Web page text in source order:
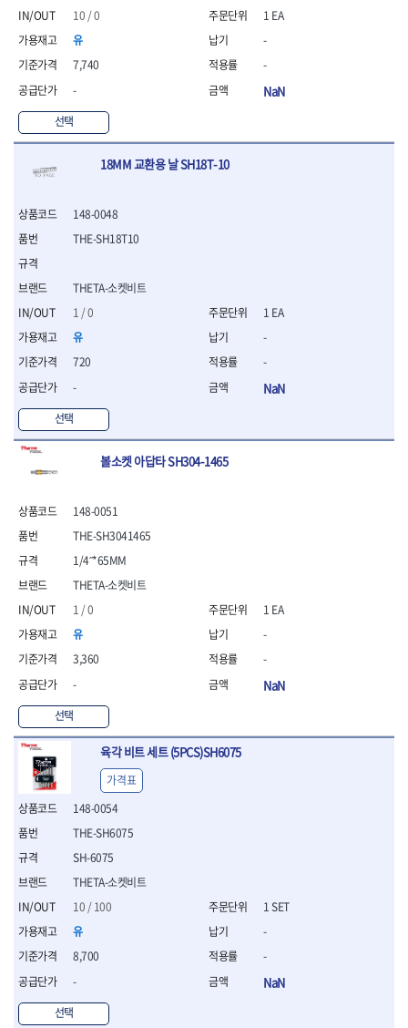
- 콤비네이션렌치
- 양구스패너
- 라쳇옵셋렌치
- 콤비네이션렌치세트
- 플레어너트렌치
- 양구스패너세트
- 라쳇콤비네이션렌치세
- 몽키스패너
- 라쳇렌치
- 멀티플라이어
- 미니라쳇세트
- 기타
- 라쳇 드라이버
- 라쳇스패너
- 함마스패너
절연.전설.방폭공구
- 절연옵셋렌치
- 절연스패너
- 절연T렌치
- 절연소켓
- 절연별소켓
- 절연육각비트소켓
- 절연라쳇핸들
- 절연렌치
- 절연링렌치
- 절연플라이어
- 절연전공칼
- 절연안전모
- 절연매트
- 방폭소켓
- 방폭라쳇핸들
- 방폭함마스패너
- 절연일자드라이버
- 절연별드라이버
- 절연드라이버세트
- 스트리퍼
- 라쳇케이블커터
- 자동스트리퍼
- 케이블스트리퍼
- 압착기
10 / 0
유
7,740
-
선택
1 EA
-
-
NaN
18MM 교환용 날 SH18T-10
148-0048
THETA-소켓비트
1 / 0
유
720
-
선택
THE-SH18T10
1 EA
-
-
NaN
볼소켓 아답타 SH304-1465
148-0051
THETA-소켓비트
1 / 0
유
3,360
-
선택
THE-SH3041465
1/4˝*65MM
1 EA
-
-
NaN
육각 비트 세트 (5PCS)SH6075
148-0054
THETA-소켓비트
10 / 100
유
8,700
-
선택
THE-SH6075
SH-6075
가격표
1 SET
-
-
NaN